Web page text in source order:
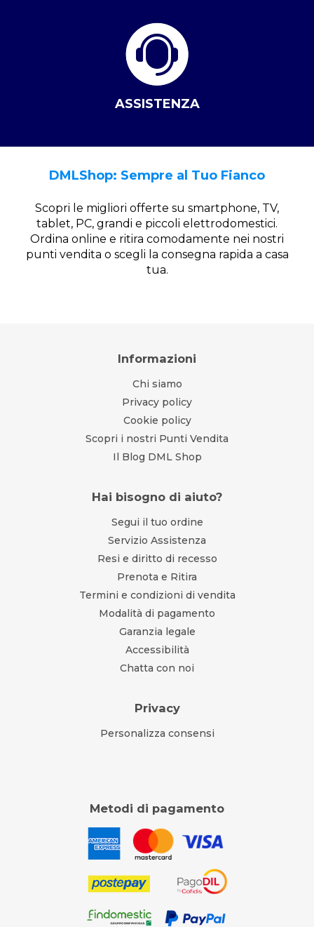
ASSISTENZA
DMLShop: Sempre al Tuo Fianco
Scopri le migliori offerte su smartphone, TV,
tablet, PC, grandi e piccoli elettrodomestici.
Ordina online e ritira comodamente nei nostri
punti vendita o scegli la consegna rapida a casa
tua.
Informazioni
Chi siamo
Privacy policy
Cookie policy
Scopri i nostri Punti Vendita
Il Blog DML Shop
Hai bisogno di aiuto?
Segui il tuo ordine
Servizio Assistenza
Resi e diritto di recesso
Prenota e Ritira
Termini e condizioni di vendita
Modalità di pagamento
Garanzia legale
Accessibilità
Chatta con noi
Privacy
Personalizza consensi
Metodi di pagamento